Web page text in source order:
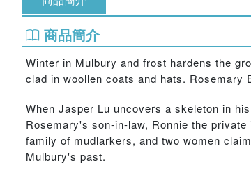
商品簡介
Winter in Mulbury and frost hardens the
clad in woollen coats and hats.
When Jasper Lu uncovers a skeleton in
Rosemary's son-in-law, Ronnie the
family of mudlarkers, and two women
Mulbury's past.